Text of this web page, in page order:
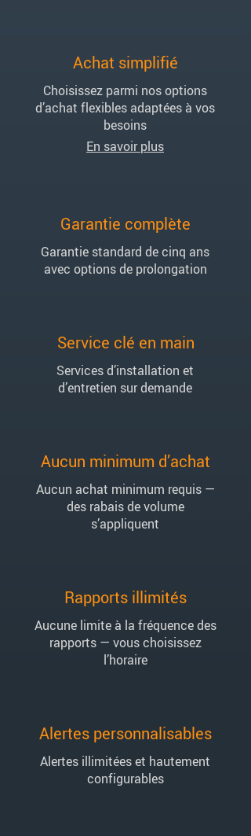
Achat simplifié
Choisissez parmi nos options
d’achat flexibles adaptées à vos
besoins
En savoir plus
Garantie complète
Garantie standard de cinq ans
avec options de prolongation
Service clé en main
Services d’installation et
d’entretien sur demande
Aucun minimum d’achat
Aucun achat minimum requis —
des rabais de volume
s’appliquent
Rapports illimités
Aucune limite à la fréquence des
rapports — vous choisissez
l’horaire
Alertes personnalisables
Alertes illimitées et hautement
configurables